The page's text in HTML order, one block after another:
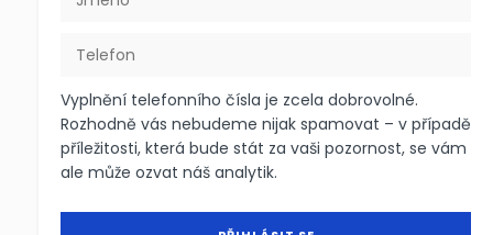
Vyplnění telefonního čísla je zcela dobrovolné.
Rozhodně vás nebudeme nijak spamovat – v případě
příležitosti, která bude stát za vaši pozornost, se vám
ale může ozvat náš analytik.